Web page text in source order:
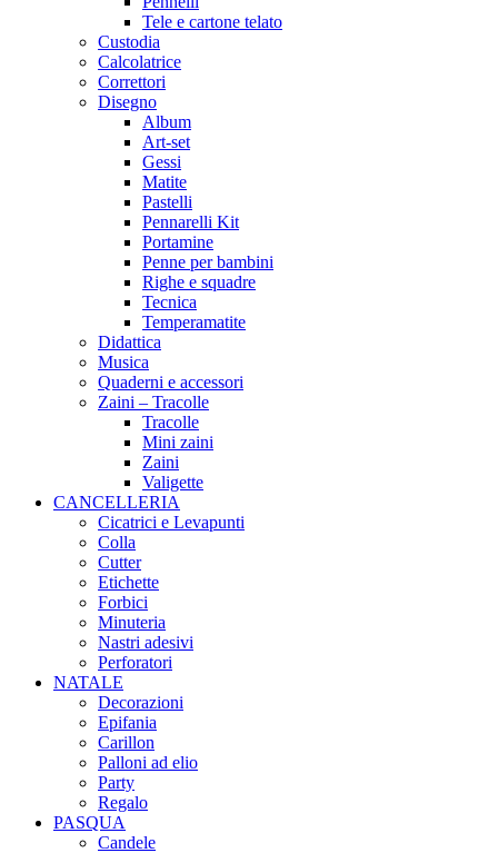
Tele e cartone telato
Custodia
Calcolatrice
Correttori
Disegno
Album
Art-set
Gessi
Matite
Pastelli
Pennarelli Kit
Portamine
Penne per bambini
Righe e squadre
Tecnica
Temperamatite
Didattica
Musica
Quaderni e accessori
Zaini – Tracolle
Tracolle
Mini zaini
Zaini
Valigette
CANCELLERIA
Cicatrici e Levapunti
Colla
Cutter
Etichette
Forbici
Minuteria
Nastri adesivi
Perforatori
NATALE
Decorazioni
Epifania
Carillon
Palloni ad elio
Party
Regalo
PASQUA
Candele